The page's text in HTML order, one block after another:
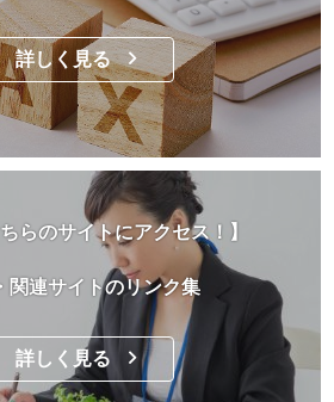
詳しく見る
らのサイトにアクセス！】
関連サイトのリンク集
詳しく見る